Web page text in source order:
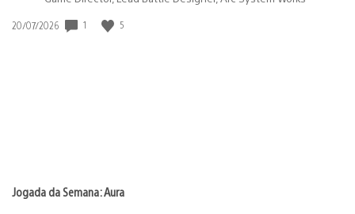
Data
20/07/2026 1 5
Jogada da Semana: Aura